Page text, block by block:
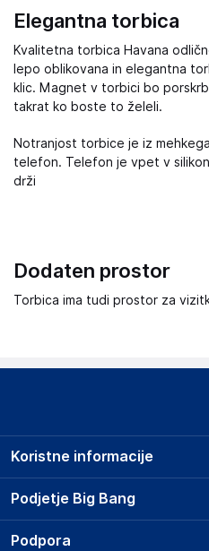
Elegantna torbica
Kvalitetna torbica Havana
lepo oblikovana in elegantna
klic. Magnet v torbici bo
takrat ko boste to želeli.
Notranjost torbice je iz
telefon. Telefon je vpet v
drži
Dodaten prostor
Torbica ima tudi prostor za
Podjetje Big Bang
O podjetju
Koristne informacije
Prodajna mesta
Storitve
Podpora